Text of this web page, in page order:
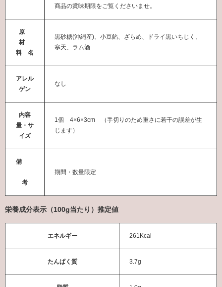
商品の賞味期限をご覧くださいませ。
原
材
料 名
黒砂糖(沖縄産)、小豆餡、ざらめ、ドライ黒いちじく、
寒天、ラム酒
アレル
ゲン
なし
内容
量・サ
イズ
1個 4×6×3cm （手切りのため重さに若干の誤差が生
じます）
備
考
期間・数量限定
栄養成分表示（100g当たり）推定値
エネルギー 261Kcal
たんぱく質 3.7g